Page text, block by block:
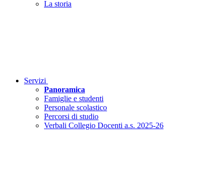
La storia
Servizi
Panoramica
Famiglie e studenti
Personale scolastico
Percorsi di studio
Verbali Collegio Docenti a.s. 2025-26